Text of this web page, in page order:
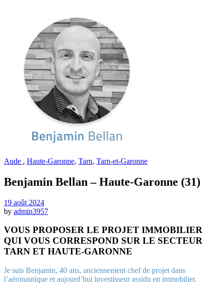
Aude , Haute-Garonne, Tarn, Tarn-et-Garonne
Benjamin Bellan – Haute-Garonne (31)
19 août 2024
by admin3957
VOUS PROPOSER LE PROJET IMMOBILIER
QUI VOUS CORRESPOND SUR LE SECTEUR
TARN ET HAUTE-GARONNE
Je suis Benjamin, 40 ans, anciennement chef de projet dans
l’aéronautique et aujourd’hui investisseur assidu en immobilier.